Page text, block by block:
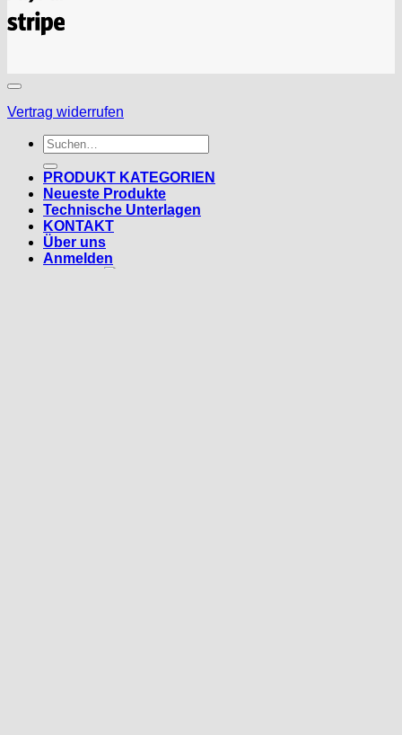
Stripe
Vertrag widerrufen
Suchen
nach:
PRODUKT KATEGORIEN
Neueste Produkte
Technische Unterlagen
KONTAKT
Über uns
Anmelden